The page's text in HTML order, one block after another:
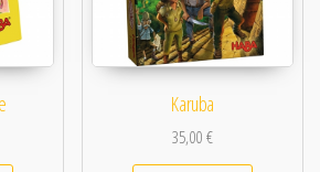
Karuba
35,00€